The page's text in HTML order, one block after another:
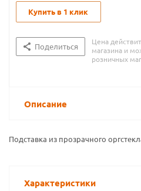
Купить в 1 клик
Поделиться
Цена
магазина и
розничных
Описание
Подставка из прозрачного
Характеристики